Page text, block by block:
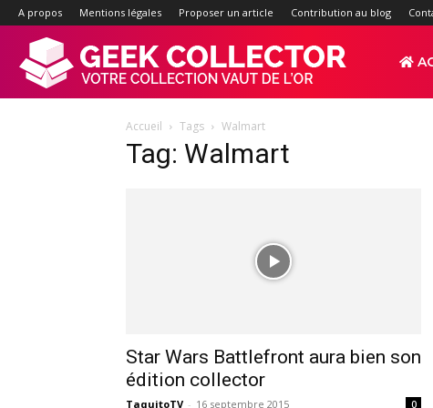
A propos Mentions légales Proposer un article Contribution au blog
d'actualités
Accueil Tags Walmart
Tag: Walmart
Star Wars Battlefront aura bien son
édition collector
TaquitoTV - 16 septembre 2015 0